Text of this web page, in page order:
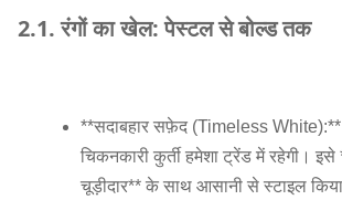
2.1. रंगों का खेल: पेस्टल से बोल्ड तक
**सदाबहार सफ़ेद (Timeless
चिकनकारी कुर्ती हमेशा ट्रेंड में रहेगी। इसे
चूड़ीदार** के साथ आसानी से स्टाइल